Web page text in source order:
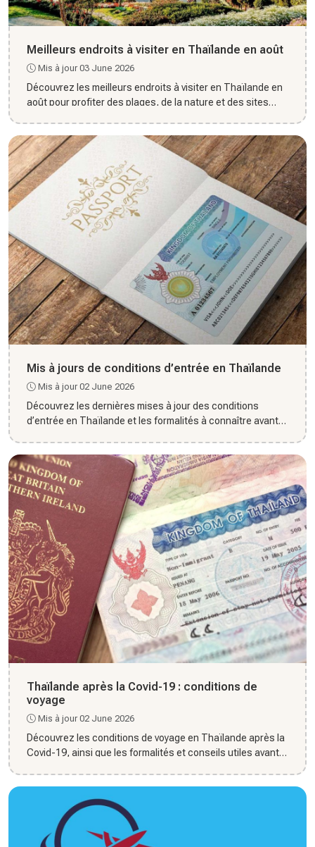
Meilleurs endroits à visiter en Thaïlande en août
Mis à jour 03 June 2026
Découvrez les meilleurs endroits à visiter en Thaïlande en
août pour profiter des plages, de la nature et des sites
Mis à jours de conditions d’entrée en Thaïlande
Mis à jour 02 June 2026
Découvrez les dernières mises à jour des conditions
d’entrée en Thaïlande et les formalités à connaître avant
Thaïlande après la Covid-19 : conditions de
voyage
Mis à jour 02 June 2026
Découvrez les conditions de voyage en Thaïlande après la
Covid-19, ainsi que les formalités et conseils utiles avant